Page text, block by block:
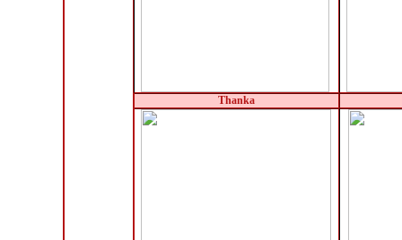
Thanka